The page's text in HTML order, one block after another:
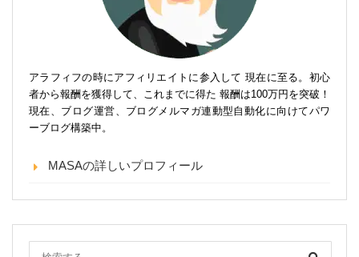
アラフィフの時にアフィリエイトに参入して 現在に至る。初心
者から報酬を獲得して、これまでに得た 報酬は100万円を突破！
現在、ブログ運営、ブログメルマガ連動型自動化に向けてパワ
ーブログ構築中。
MASAの詳しいプロフィール